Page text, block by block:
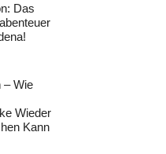
Das
– Wie
Wieder
Kann